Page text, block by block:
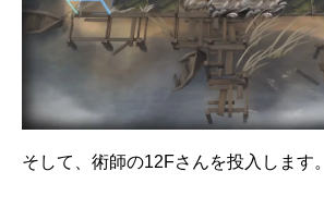
そして、術師の12Fさんを投入します。